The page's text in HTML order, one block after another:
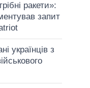
ракети»:
запит
українців з